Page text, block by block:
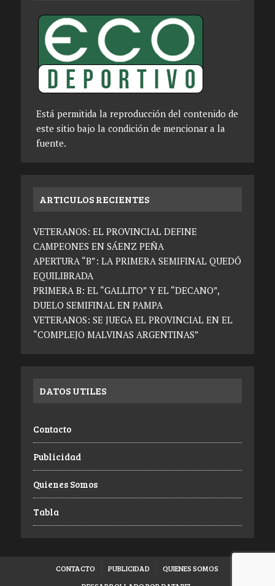
Está permitida la reproducción del contenido de
este sitio bajo la condición de mencionar a la
fuente.
ARTICULOS RECIENTES
VETERANOS: EL PROVINCIAL DEFINE
CAMPEONES EN SÁENZ PEÑA
APERTURA “B”: LA PRIMERA SEMIFINAL QUEDÓ
EQUILIBRADA
PRIMERA B: EL “GALLITO” Y EL “DECANO”,
DUELO SEMIFINAL EN PAMPA
VETERANOS: SE JUEGA EL PROVINCIAL EN EL
“COMPLEJO MALVINAS ARGENTINAS”
DATOS UTILES
Contacto
Publicidad
Quienes Somos
Tabla
CONTACTO PUBLICIDAD
QUIENES SOMOS